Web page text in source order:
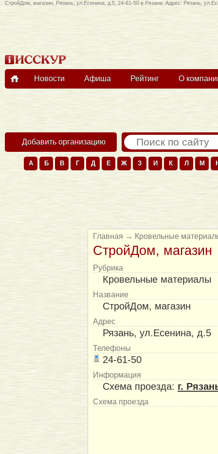
СтройДом, магазин, Рязань, ул.Есенина, д.5, 24-61-50 в Рязани. Адрес: Рязань,
Новости Афиша Рейтинг О
Добавить организацию
А Б В Г Д Е Ж З И К Л М
Главная → Кровельные
СтройДом, магазин
Рубрика
Кровельные материалы
Название
СтройДом, магазин
Адрес
Рязань, ул.Есенина, д.5
Телефоны
24-61-50
Информация
Схема проезда: г.
Схема проезда